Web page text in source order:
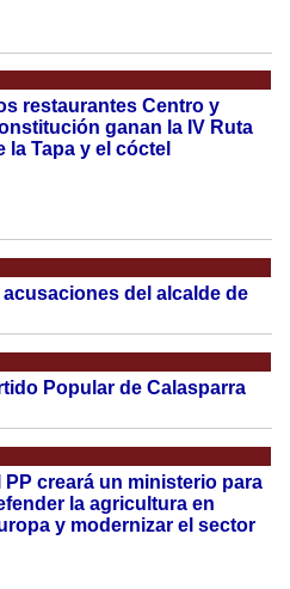
restaurantes Centro y
ganan la IV Ruta
la Tapa y el cóctel
acusaciones del alcalde de
Popular de Calasparra
PP creará un ministerio para
la agricultura en
y modernizar el sector